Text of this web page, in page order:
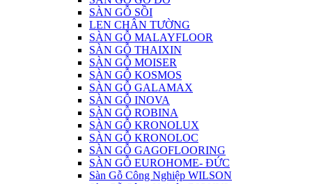
SÀN GỖ SỒI
LEN CHÂN TƯỜNG
SÀN GỖ MALAYFLOOR
SÀN GỖ THAIXIN
SÀN GỖ MOISER
SÀN GỖ KOSMOS
SÀN GỖ GALAMAX
SÀN GỖ INOVA
SÀN GỖ ROBINA
SÀN GỖ KRONOLUX
SÀN GỖ KRONOLOC
SÀN GỖ GAGOFLOORING
SÀN GỖ EUROHOME- ĐỨC
Sàn Gỗ Công Nghiệp WILSON